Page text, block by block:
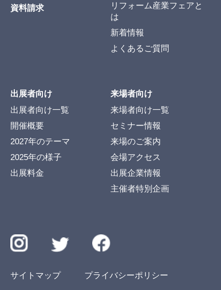
資料請求
リフォーム産業フェアと
は
新着情報
よくあるご質問
出展者向け
出展者向け一覧
開催概要
2027年のテーマ
2025年の様子
出展料金
来場者向け
来場者向け一覧
セミナー情報
来場のご案内
会場アクセス
出展企業情報
主催者特別企画
サイトマップ プライバシーポリシー